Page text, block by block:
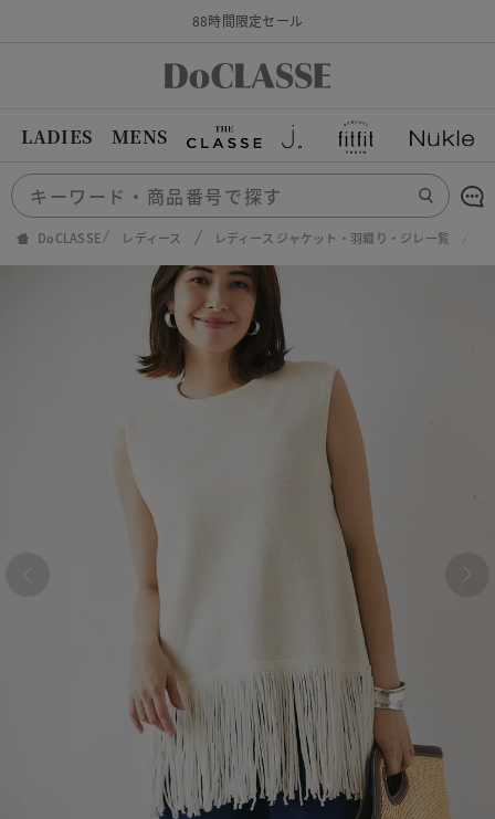
88時間限定セール
LADIES MENS
DoCLASSE レディース レディース ジャケット・羽織り・ジレ一覧